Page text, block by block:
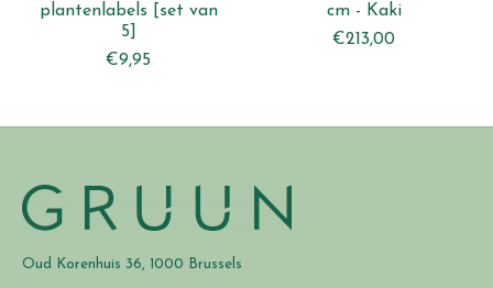
plantenlabels [set van
5]
€9,95
cm - Kaki
€213,00
Oud Korenhuis 36, 1000 Brussels